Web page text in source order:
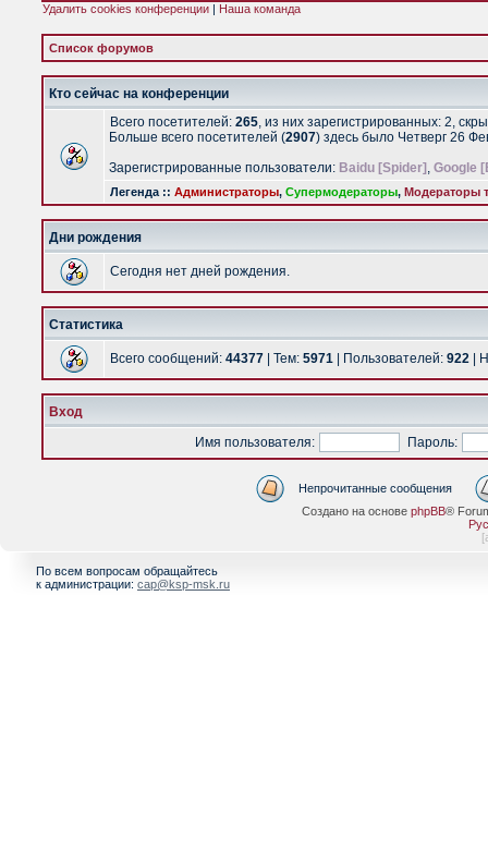
Удалить cookies конференции | Наша команда
Список форумов
Кто сейчас на конференции
Всего посетителей: 265, из них зарегистрированных: 2,
Больше всего посетителей (2907) здесь было Четверг 26
Зарегистрированные пользователи: Baidu [Spider] , Google
Легенда :: Администраторы, Супермодераторы, Модераторы
Дни рождения
Сегодня нет дней рождения.
Статистика
Всего сообщений: 44377 | Тем: 5971 | Пользователей: 922 |
Вход
Имя пользователя:
Пароль:
Непрочитанные сообщения
Создано на основе phpBB®
[
По всем вопросам обращайтесь
к администрации: cap@ksp-msk.ru